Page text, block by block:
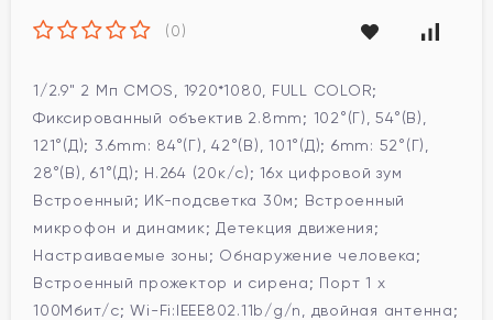
(0)
1/2.9" 2 Мп CMOS, 1920*1080, FULL COLOR;
Фиксированный объектив 2.8mm; 102°(Г), 54°(В),
121°(Д); 3.6mm: 84°(Г), 42°(В), 101°(Д); 6mm: 52°(Г),
28°(В), 61°(Д); H.264 (20к/с); 16x цифровой зум
Встроенный; ИК-подсветка 30м; Встроенный
микрофон и динамик; Детекция движения;
Настраиваемые зоны; Обнаружение человека;
Встроенный прожектор и сирена; Порт 1 x
100Мбит/с; Wi-Fi:IEEE802.11b/g/n, двойная антенна;